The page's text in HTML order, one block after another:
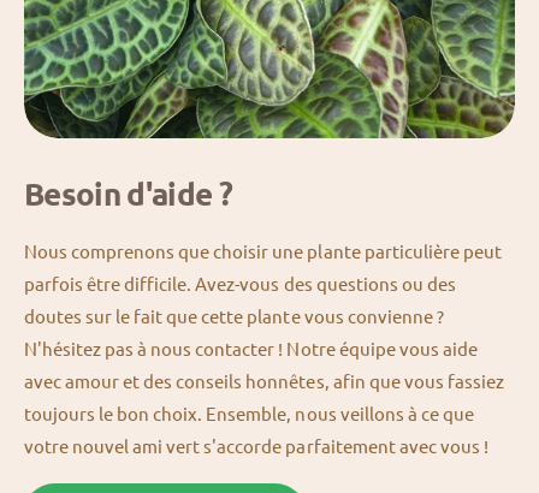
Besoin d'aide ?
Nous comprenons que choisir une plante particulière peut
parfois être difficile. Avez-vous des questions ou des
doutes sur le fait que cette plante vous convienne ?
N'hésitez pas à nous contacter ! Notre équipe vous aide
avec amour et des conseils honnêtes, afin que vous fassiez
toujours le bon choix. Ensemble, nous veillons à ce que
votre nouvel ami vert s'accorde parfaitement avec vous !